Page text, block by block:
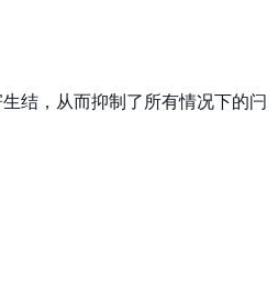
结，从而抑制了所有情况下的闩